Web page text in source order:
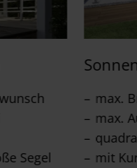
Segel
max.
max.
mit